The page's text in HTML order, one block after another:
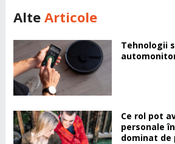
Alte Articole
Tehnologii
Ce rol pot
personale
dominat